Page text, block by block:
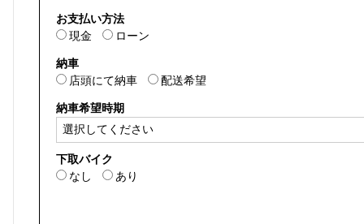
お支払い方法
現金
ローン
納車
店頭にて納車
配送希望
納車希望時期
下取バイク
なし
あり